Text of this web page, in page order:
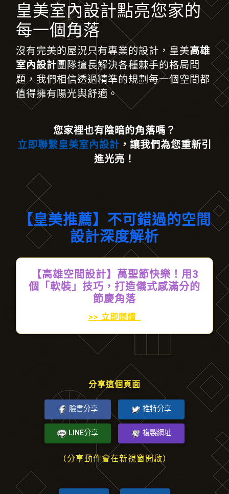
皇美室內設計點亮您家的
每一個角落
沒有完美的屋況只有專業的設計 ， 皇美高雄
室內設計團隊擅長解決各種棘手的格局問
題，我們相信透過精準的規劃每一個空間都
值得擁有陽光與舒適。
您家裡也有陰暗的角落嗎？
立即聯繫皇美室內設計 ，讓我們為您重新引
進光亮！
【皇美推薦】不可錯過的空間
設計深度解析
【高雄空間設計】萬聖節快樂！用3
個「軟裝」技巧，打造儀式感滿分的
節慶角落
>> 立即閱讀
分享這個頁面
臉書分享 推特分享
LINE分享 複製網址
（分享動作會在新視窗開啟）